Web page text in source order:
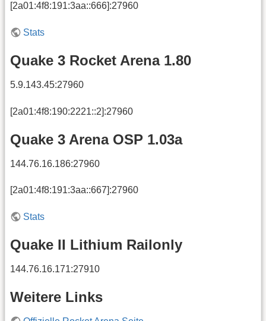
[2a01:4f8:191:3aa::666]:27960
Stats
Quake 3 Rocket Arena 1.80
5.9.143.45:27960
[2a01:4f8:190:2221::2]:27960
Quake 3 Arena OSP 1.03a
144.76.16.186:27960
[2a01:4f8:191:3aa::667]:27960
Stats
Quake II Lithium Railonly
144.76.16.171:27910
Weitere Links